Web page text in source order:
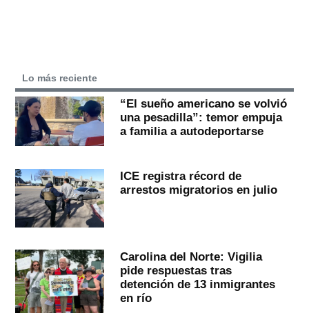
Lo más reciente
“El sueño americano se volvió
una pesadilla”: temor empuja
a familia a autodeportarse
ICE registra récord de
arrestos migratorios en julio
Carolina del Norte: Vigilia
pide respuestas tras
detención de 13 inmigrantes
en río